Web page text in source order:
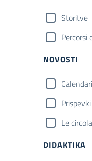
Storitve
Percorsi
NOVOSTI
Prispevki
Le
DIDAKTIKA